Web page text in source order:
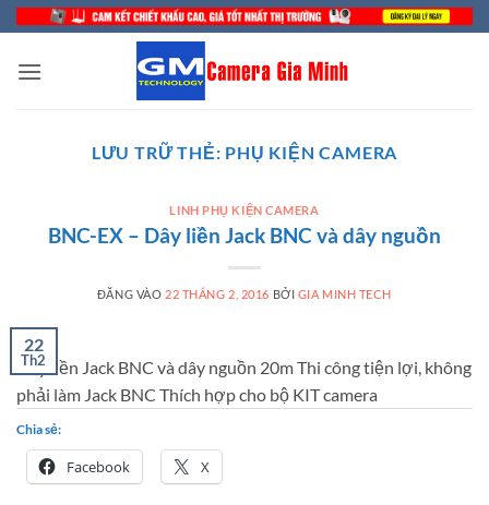
Bỏ
qua
nội
LƯU TRỮ THẺ: PHỤ KIỆN CAMERA
LINH PHỤ KIỆN CAMERA
BNC-EX – Dây liền Jack BNC và dây nguồn
ĐĂNG VÀO 22 THÁNG 2, 2016 BỞI GIA MINH TECH
22
Th2
Dây liền Jack BNC và dây nguồn 20m Thi công tiện lợi, không
phải làm Jack BNC Thích hợp cho bộ KIT camera
Chia sẻ:
Facebook X